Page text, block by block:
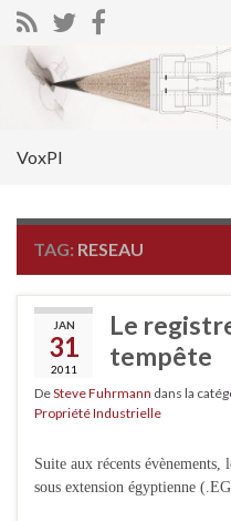
Search for:
VoxPI
TAG: RESEAU
JAN
31
2011
Le
tempête
DeSteve Fuhrmann dans la
Propriété Industrielle
Suite aux récents
sous extension égyptienne